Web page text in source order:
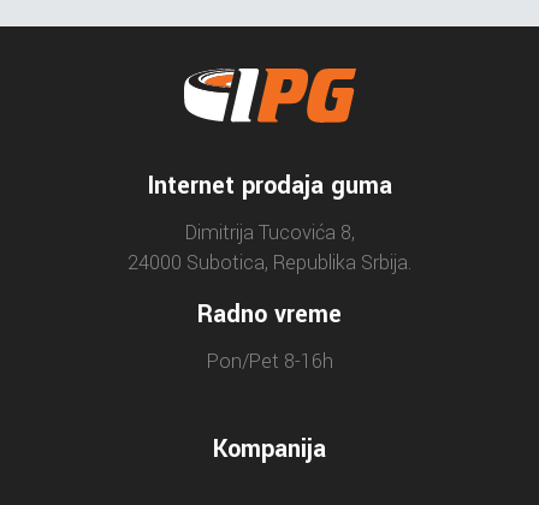
Internet prodaja guma
Dimitrija Tucovića 8,
24000 Subotica, Republika Srbija.
Radno vreme
Pon/Pet 8-16h
Kompanija